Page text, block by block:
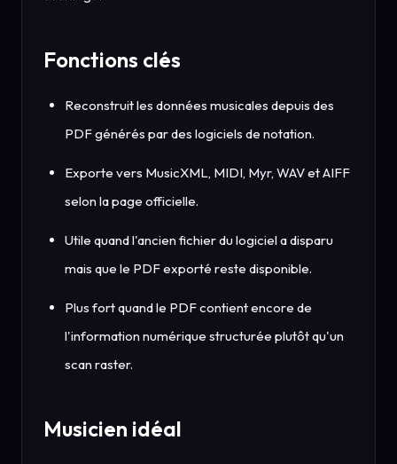
Fonctions clés
Reconstruit les données musicales depuis des
PDF générés par des logiciels de notation.
Exporte vers MusicXML, MIDI, Myr, WAV et AIFF
selon la page officielle.
Utile quand l'ancien fichier du logiciel a disparu
mais que le PDF exporté reste disponible.
Plus fort quand le PDF contient encore de
l'information numérique structurée plutôt qu'un
scan raster.
Musicien idéal